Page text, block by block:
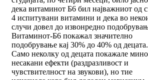
дека витаминот Б6 бил најважниот од
4 испитувани витамини и дека во
случи довел до извонредно
Витаминот-Б6 покажал значително
подобрување кај 30% до 40% од децата.
Само неколку од децата покажале
несакани ефекти (раздразливост и
чувствителност на звукови), но тие